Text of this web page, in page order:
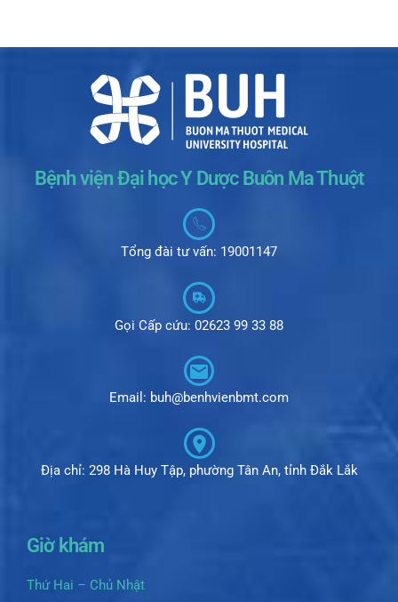
Bệnh viện Đại học Y Dược Buôn Ma Thuột
Tổng đài tư vấn: 19001147
Gọi Cấp cứu: 02623 99 33 88
Email: buh@benhvienbmt.com
Địa chỉ: 298 Hà Huy Tập, phường Tân An, tỉnh Đắk Lắk
Giờ khám
Thứ Hai – Chủ Nhật